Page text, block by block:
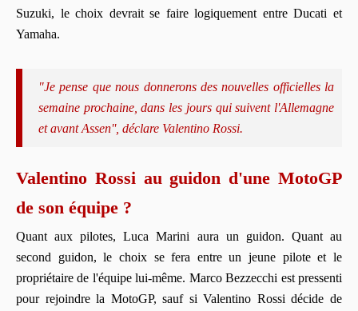
Suzuki, le choix devrait se faire logiquement entre Ducati et
Yamaha.
"Je pense que nous donnerons des nouvelles officielles la
semaine prochaine, dans les jours qui suivent l'Allemagne
et avant Assen'', déclare Valentino Rossi.
Valentino Rossi au guidon d'une MotoGP
de son équipe ?
Quant aux pilotes, Luca Marini aura un guidon. Quant au
second guidon, le choix se fera entre un jeune pilote et le
propriétaire de l'équipe lui-même. Marco Bezzecchi est pressenti
pour rejoindre la MotoGP, sauf si Valentino Rossi décide de